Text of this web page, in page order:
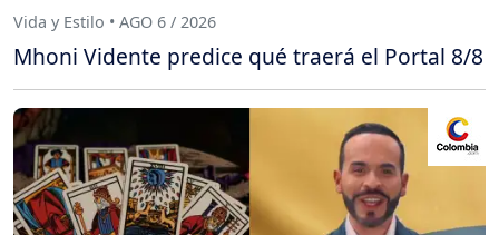
Vida y Estilo • AGO 6 / 2026
Mhoni Vidente predice qué traerá el Portal 8/8